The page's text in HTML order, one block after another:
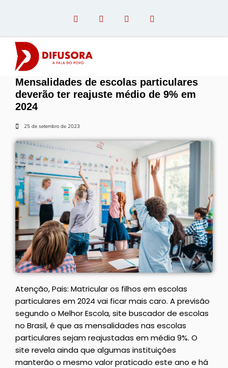
Mensalidades de escolas particulares
deverão ter reajuste médio de 9% em
2024
25 de setembro de 2023
Atenção, Pais: Matricular os filhos em escolas
particulares em 2024 vai ficar mais caro. A previsão
segundo o Melhor Escola, site buscador de escolas
no Brasil, é que as mensalidades nas escolas
particulares sejam reajustadas em média 9%. O
site revela ainda que algumas instituições
manterão o mesmo valor praticado este ano e há